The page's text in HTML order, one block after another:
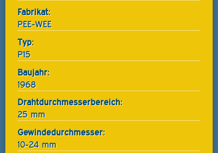
Fabrikat:
PEE-WEE
Typ:
P15
Baujahr:
1968
Drahtdurchmesserbereich:
25 mm
Gewindedurchmesser:
10-24 mm